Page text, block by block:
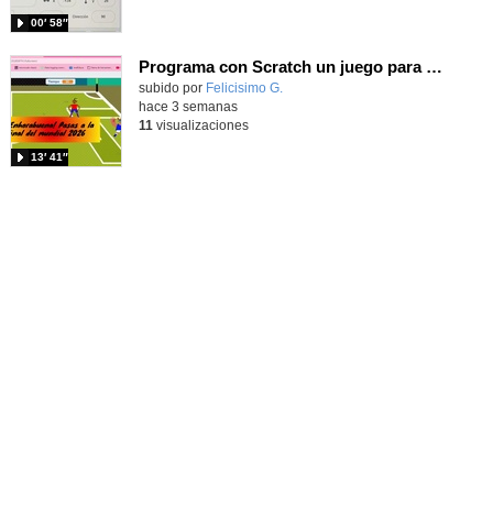
00′ 58″
Programa con Scratch un juego para vivir la emoción de los centros desde la banda de España
Contenido educativo.
subido por Felicisimo G.
13′ 41″
hace 3 semanas
11 visualizaciones